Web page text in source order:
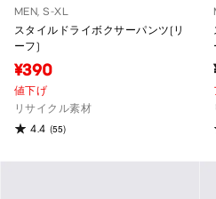
MEN, S-XL
スタイルドライボクサーパンツ(リ
ーフ)
¥390
値下げ
リサイクル素材
4.4 (55)